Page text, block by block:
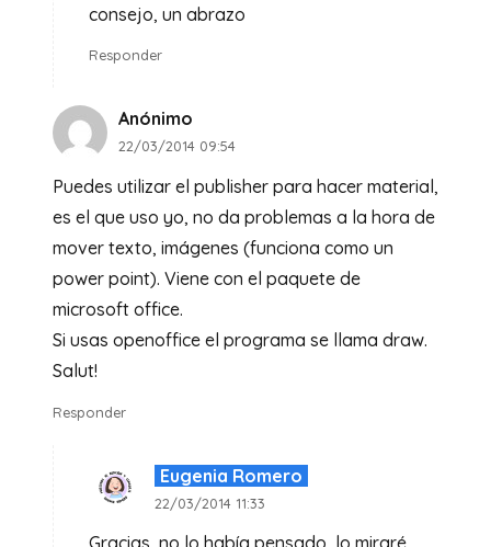
consejo, un abrazo
Responder
Anónimo
22/03/2014 09:54
Puedes utilizar el publisher para hacer material,
es el que uso yo, no da problemas a la hora de
mover texto, imágenes (funciona como un
power point). Viene con el paquete de
microsoft office.
Si usas openoffice el programa se llama draw.
Salut!
Responder
Eugenia Romero
22/03/2014 11:33